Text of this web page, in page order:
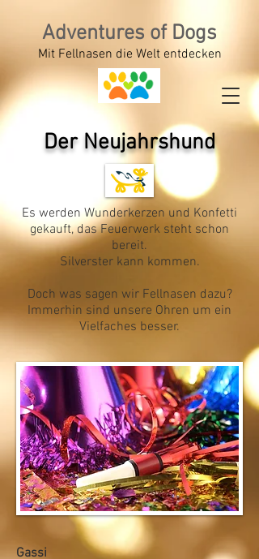
Adventures of Dogs
Mit Fellnasen die Welt entdecken
Der Neujahrshund
Es werden Wunderkerzen und Konfetti
gekauft, das Feuerwerk steht schon
bereit.
Silverster kann kommen.
Doch was sagen wir Fellnasen dazu?
Immerhin sind unsere Ohren um ein
Vielfaches besser.
Gassi